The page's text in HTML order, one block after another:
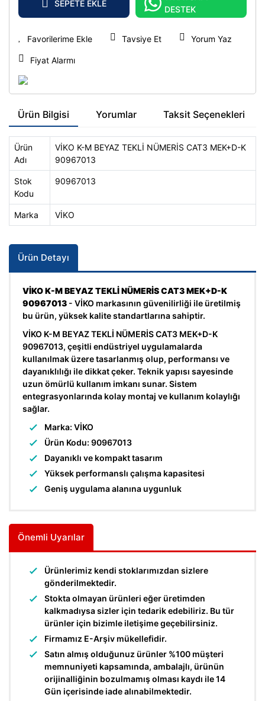
SEPETE EKLE
DESTEK
Tavsiye Et Yorum Yaz
Fiyat Alarmı
Ürün Bilgisi Yorumlar Taksit Seçenekleri
Ürün
Adı
VİKO K-M BEYAZ TEKLİ NÜMERİS CAT3 MEK+D-K
90967013
Stok
Kodu
90967013
Marka VİKO
Ürün Detayı
VİKO K-M BEYAZ TEKLİ NÜMERİS CAT3 MEK+D-K
90967013 - VİKO markasının güvenilirliği ile üretilmiş
bu ürün, yüksek kalite standartlarına sahiptir.
VİKO K-M BEYAZ TEKLİ NÜMERİS CAT3 MEK+D-K
90967013, çeşitli endüstriyel uygulamalarda
kullanılmak üzere tasarlanmış olup, performansı ve
dayanıklılığı ile dikkat çeker. Teknik yapısı sayesinde
uzun ömürlü kullanım imkanı sunar. Sistem
entegrasyonlarında kolay montaj ve kullanım kolaylığı
sağlar.
Marka: VİKO
Ürün Kodu: 90967013
Dayanıklı ve kompakt tasarım
Yüksek performanslı çalışma kapasitesi
Geniş uygulama alanına uygunluk
Önemli Uyarılar
Ürünlerimiz kendi stoklarımızdan sizlere
gönderilmektedir.
Stokta olmayan ürünleri eğer üretimden
kalkmadıysa sizler için tedarik edebiliriz. Bu tür
ürünler için bizimle iletişime geçebilirsiniz.
Firmamız E-Arşiv mükellefidir.
Satın almış olduğunuz ürünler %100 müşteri
memnuniyeti kapsamında, ambalajlı, ürünün
orijinalliğinin bozulmamış olması kaydı ile 14
Gün içerisinde iade alınabilmektedir.